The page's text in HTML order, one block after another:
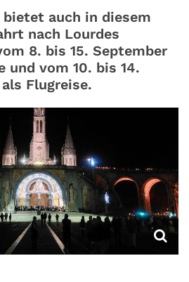
auch in diesem
nach Lourdes
8. bis 15. September
und vom 10. bis 14.
Flugreise.